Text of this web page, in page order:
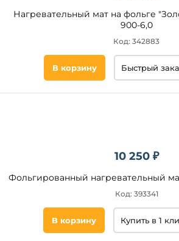
Нагревательный мат на фольге
900-6,0
Код: 342883
В корзину Быстрый
10 250 ₽
Фольгированный нагревательный
Код: 393341
В корзину Купить в 1